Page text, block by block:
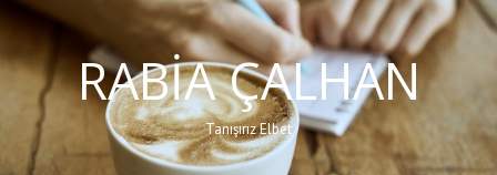
RABIA ÇALHAN
Tanışırız Elbet